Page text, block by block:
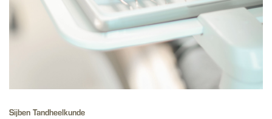
Sijben Tandheelkunde